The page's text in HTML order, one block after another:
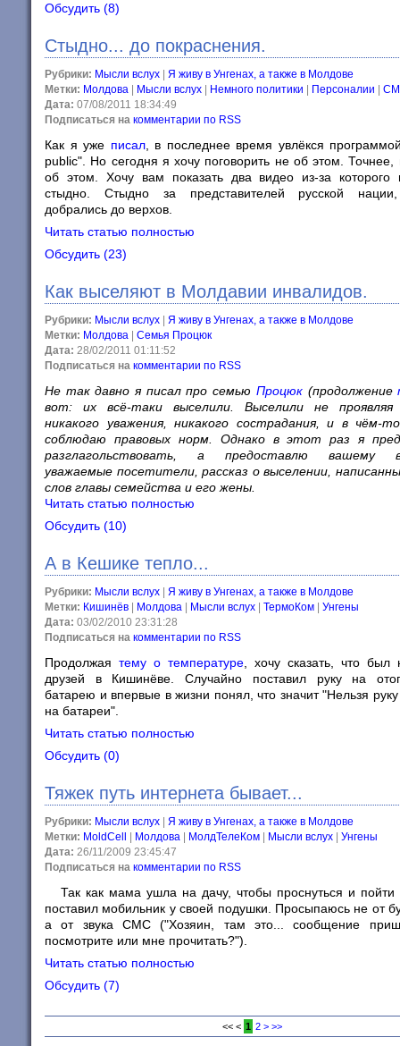
Обсудить (8)
Стыдно... до покраснения.
Рубрики: Мысли вслух
Я живу в Унгенах, а также в Молдове
Метки: Молдова Мысли вслух Немного политики Персоналии
Дата: 07/08/2011 18:34:49
Подписаться на комментарии по RSS
Как я уже писал, в последнее время увлёкся
public". Но сегодня я хочу поговорить не об этом. Точнее,
об этом. Хочу вам показать два видео из-за
стыдно. Стыдно за представителей русской
добрались до верхов.
Читать статью полностью
Обсудить (23)
Как выселяют в Молдавии инвалидов.
Рубрики: Мысли вслух
Я живу в Унгенах, а также в Молдове
Метки: Молдова
Семья Процюк
Дата: 28/02/2011 01:11:52
Подписаться на комментарии по RSS
Не так давно я писал про семью Процюк(продолжение
вот: их всё-таки выселили. Выселили не
никакого уважения, никакого сострадания, и в чём-
соблюдаю правовых норм. Однако в этот раз я
разглагольствовать, а предоставлю вашему
уважаемые посетители, рассказ о выселении,
слов главы семейства и его жены.
Читать статью полностью
Обсудить (10)
А в Кешике тепло...
Рубрики: Мысли вслух
Я живу в Унгенах, а также в Молдове
Метки: Кишинёв Молдова Мысли вслух ТермоКом
Унгены
Дата: 03/02/2010 23:31:28
Подписаться на комментарии по RSS
Продолжая тему о температуре , хочу сказать, что
друзей в Кишинёве. Случайно поставил руку на
батарею и впервые в жизни понял, что значит "Нельзя руку
на батареи".
Читать статью полностью
Обсудить (0)
Тяжек путь интернета бывает...
Рубрики: Мысли вслух
Я живу в Унгенах, а также в Молдове
Метки: MoldCell Молдова МолдТелеКом Мысли вслух
Унгены
Дата: 26/11/2009 23:45:47
Подписаться на комментарии по RSS
Так как мама ушла на дачу, чтобы проснуться и пойти
поставил мобильник у своей подушки. Просыпаюсь не от
а от звука СМС ("Хозяин, там это... сообщение
посмотрите или мне прочитать?").
Читать статью полностью
Обсудить (7)
<< < 1 2 > >>